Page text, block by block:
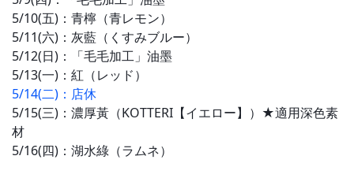
5/10(五) ：青檸 （青レモン）
5/11(六) ：灰藍 （くすみブルー）
5/12(日) ：「毛毛加工」油墨
5/13(一) ：紅 （レッド）
5/14(二) ：店休
5/15(三) ： 濃厚黃（KOTTERI【イエロー】） ★適用深色素
材
5/16(四) ： 湖水綠 （ラムネ）